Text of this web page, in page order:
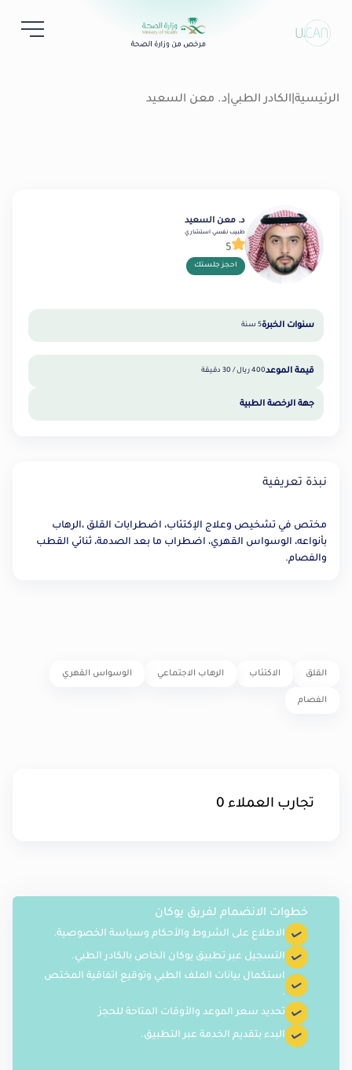
الرئيسية الكادر الطبي د. معن السعيد
د. معن السعيد
طبيب نفسي استشاري
5
احجز جلستك
سنوات الخبرة5 سنة
قيمة الموعد400 ريال / 30 دقيقة
جهة الرخصة الطبية
نبذة تعريفية
مختص في تشخيص وعلاج الإكتئاب، اضطرابات القلق ،الرهاب
بأنواعه، الوسواس القهري، اضطراب ما بعد الصدمة، ثنائي القطب
والفصام.
القلق الاكتئاب الرهاب الاجتماعي الوسواس القهري
الفصام
تجارب العملاء 0
خطوات الانضمام لفريق يوكان
الاطلاع على الشروط والأحكام وسياسة الخصوصية.
التسجيل عبر تطبيق يوكان الخاص بالكادر الطبي.
استكمال بيانات الملف الطبي وتوقيع اتفاقية المختص
.
تحديد سعر الموعد والأوقات المتاحة للحجز
البدء بتقديم الخدمة عبر التطبيق.